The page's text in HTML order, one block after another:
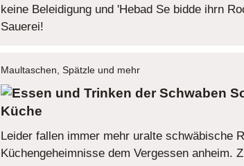
keine Beleidigung und 'Hebad Se bidde ihrn
Sauerei!
Maultaschen, Spätzle und mehr
Küche
Leider fallen immer mehr uralte schwäbische
Küchengeheimnisse dem Vergessen anheim.